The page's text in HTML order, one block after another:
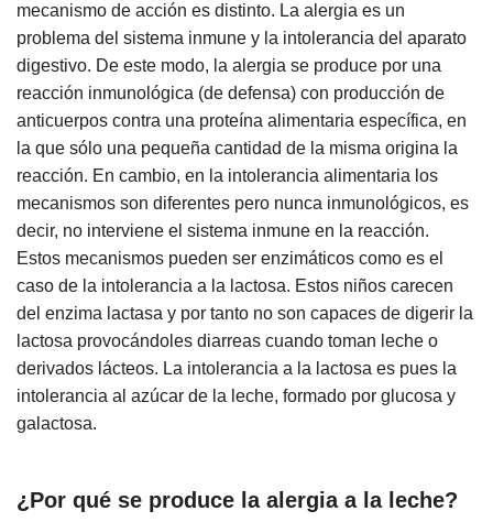
mecanismo de acción es distinto. La alergia es un
problema del sistema inmune y la intolerancia del aparato
digestivo. De este modo, la alergia se produce por una
reacción inmunológica (de defensa) con producción de
anticuerpos contra una proteína alimentaria específica, en
la que sólo una pequeña cantidad de la misma origina la
reacción. En cambio, en la intolerancia alimentaria los
mecanismos son diferentes pero nunca inmunológicos, es
decir, no interviene el sistema inmune en la reacción.
Estos mecanismos pueden ser enzimáticos como es el
caso de la intolerancia a la lactosa. Estos niños carecen
del enzima lactasa y por tanto no son capaces de digerir la
lactosa provocándoles diarreas cuando toman leche o
derivados lácteos. La intolerancia a la lactosa es pues la
intolerancia al azúcar de la leche, formado por glucosa y
galactosa.
¿Por qué se produce la alergia a la leche?